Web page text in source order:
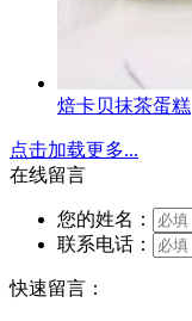
焙卡贝抹茶蛋糕
点击加载更多...
在线留言
您的姓名：
联系电话：
快速留言：